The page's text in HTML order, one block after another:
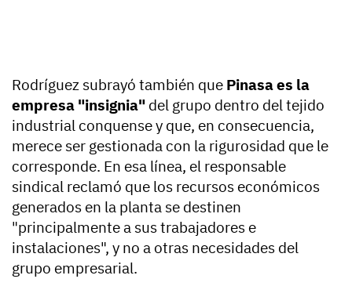
Rodríguez subrayó también que Pinasa es la
empresa "insignia" del grupo dentro del tejido
industrial conquense y que, en consecuencia,
merece ser gestionada con la rigurosidad que le
corresponde. En esa línea, el responsable
sindical reclamó que los recursos económicos
generados en la planta se destinen
"principalmente a sus trabajadores e
instalaciones", y no a otras necesidades del
grupo empresarial.